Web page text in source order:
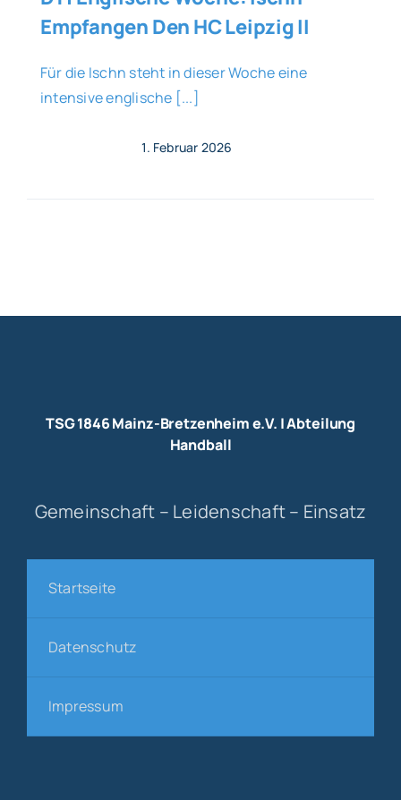
Empfangen Den HC Leipzig II
Für die Ischn steht in dieser Woche eine
intensive englische [...]
1. Februar 2026
TSG 1846 Mainz-Bretzenheim e.V. | Abteilung
Handball
Gemeinschaft – Leidenschaft – Einsatz
Startseite
Datenschutz
Impressum